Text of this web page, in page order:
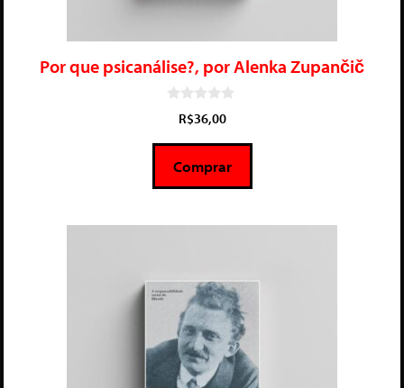
Por que psicanálise?, por Alenka Zupančič
5
R$36,00
Comprar